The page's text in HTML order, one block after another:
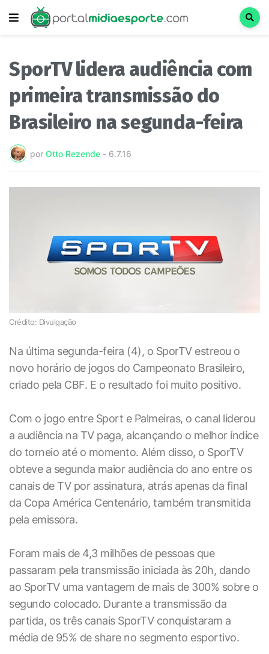
SporTV lidera audiência com
primeira transmissão do
Brasileiro na segunda-feira
por Otto Rezende - 6.7.16
Crédito: Divulgação
Na última segunda-feira (4), o SporTV estreou o
novo horário de jogos do Campeonato Brasileiro,
criado pela CBF. E o resultado foi muito positivo.
Com o jogo entre Sport e Palmeiras, o canal liderou
a audiência na TV paga, alcançando o melhor índice
do torneio até o momento. Além disso, o SporTV
obteve a segunda maior audiência do ano entre os
canais de TV por assinatura, atrás apenas da final
da Copa América Centenário, também transmitida
pela emissora.
Foram mais de 4,3 milhões de pessoas que
passaram pela transmissão iniciada às 20h, dando
ao SporTV uma vantagem de mais de 300% sobre o
segundo colocado. Durante a transmissão da
partida, os três canais SporTV conquistaram a
média de 95% de share no segmento esportivo.